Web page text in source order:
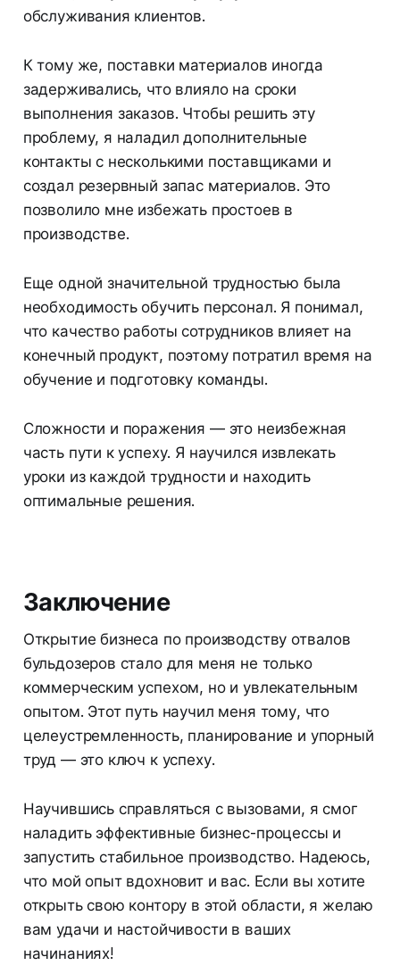
обслуживания клиентов.
К тому же, поставки материалов иногда
задерживались, что влияло на сроки
выполнения заказов. Чтобы решить эту
проблему, я наладил дополнительные
контакты с несколькими поставщиками и
создал резервный запас материалов. Это
позволило мне избежать простоев в
производстве.
Еще одной значительной трудностью была
необходимость обучить персонал. Я понимал,
что качество работы сотрудников влияет на
конечный продукт, поэтому потратил время на
обучение и подготовку команды.
Сложности и поражения — это неизбежная
часть пути к успеху. Я научился извлекать
уроки из каждой трудности и находить
оптимальные решения.
Заключение
Открытие бизнеса по производству отвалов
бульдозеров стало для меня не только
коммерческим успехом, но и увлекательным
опытом. Этот путь научил меня тому, что
целеустремленность, планирование и упорный
труд — это ключ к успеху.
Научившись справляться с вызовами, я смог
наладить эффективные бизнес-процессы и
запустить стабильное производство. Надеюсь,
что мой опыт вдохновит и вас. Если вы хотите
открыть свою контору в этой области, я желаю
вам удачи и настойчивости в ваших
начинаниях!